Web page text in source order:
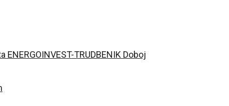
TRUDBENIK Doboj